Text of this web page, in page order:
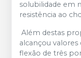
solubilidade em
resistência ao
Além destas
alcançou valores
flexão de três